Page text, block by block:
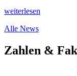
weiterlesen
Alle News
Zahlen &